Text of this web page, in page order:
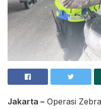
Jakarta – Operasi